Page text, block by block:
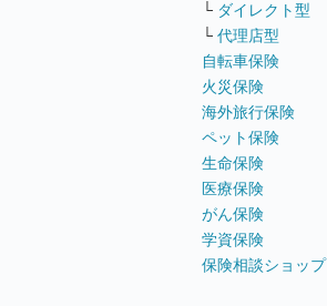
└ ダイレクト型
└ 代理店型
自転車保険
火災保険
海外旅行保険
ペット保険
生命保険
医療保険
がん保険
学資保険
保険相談ショップ